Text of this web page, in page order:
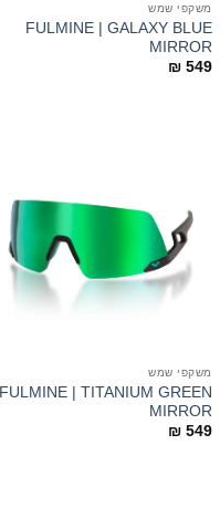
משקפי שמש
FULMINE | GALAXY BLUE
MIRROR
₪ 549
משקפי שמש
FULMINE | TITANIUM GREEN
MIRROR
₪ 549